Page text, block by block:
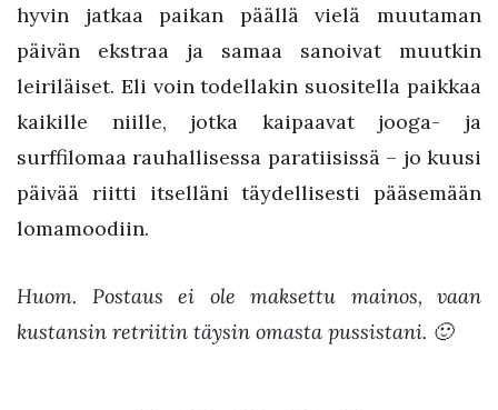
hyvin jatkaa paikan päällä vielä muutaman
päivän ekstraa ja samaa sanoivat muutkin
leiriläiset. Eli voin todellakin suositella paikkaa
kaikille niille, jotka kaipaavat jooga- ja
surffilomaa rauhallisessa paratiisissä – jo kuusi
päivää riitti itselläni täydellisesti pääsemään
lomamoodiin.
Huom. Postaus ei ole maksettu mainos, vaan
kustansin retriitin täysin omasta pussistani. 🙂